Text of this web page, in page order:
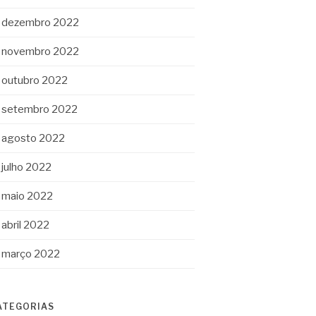
dezembro 2022
novembro 2022
outubro 2022
setembro 2022
agosto 2022
julho 2022
maio 2022
abril 2022
março 2022